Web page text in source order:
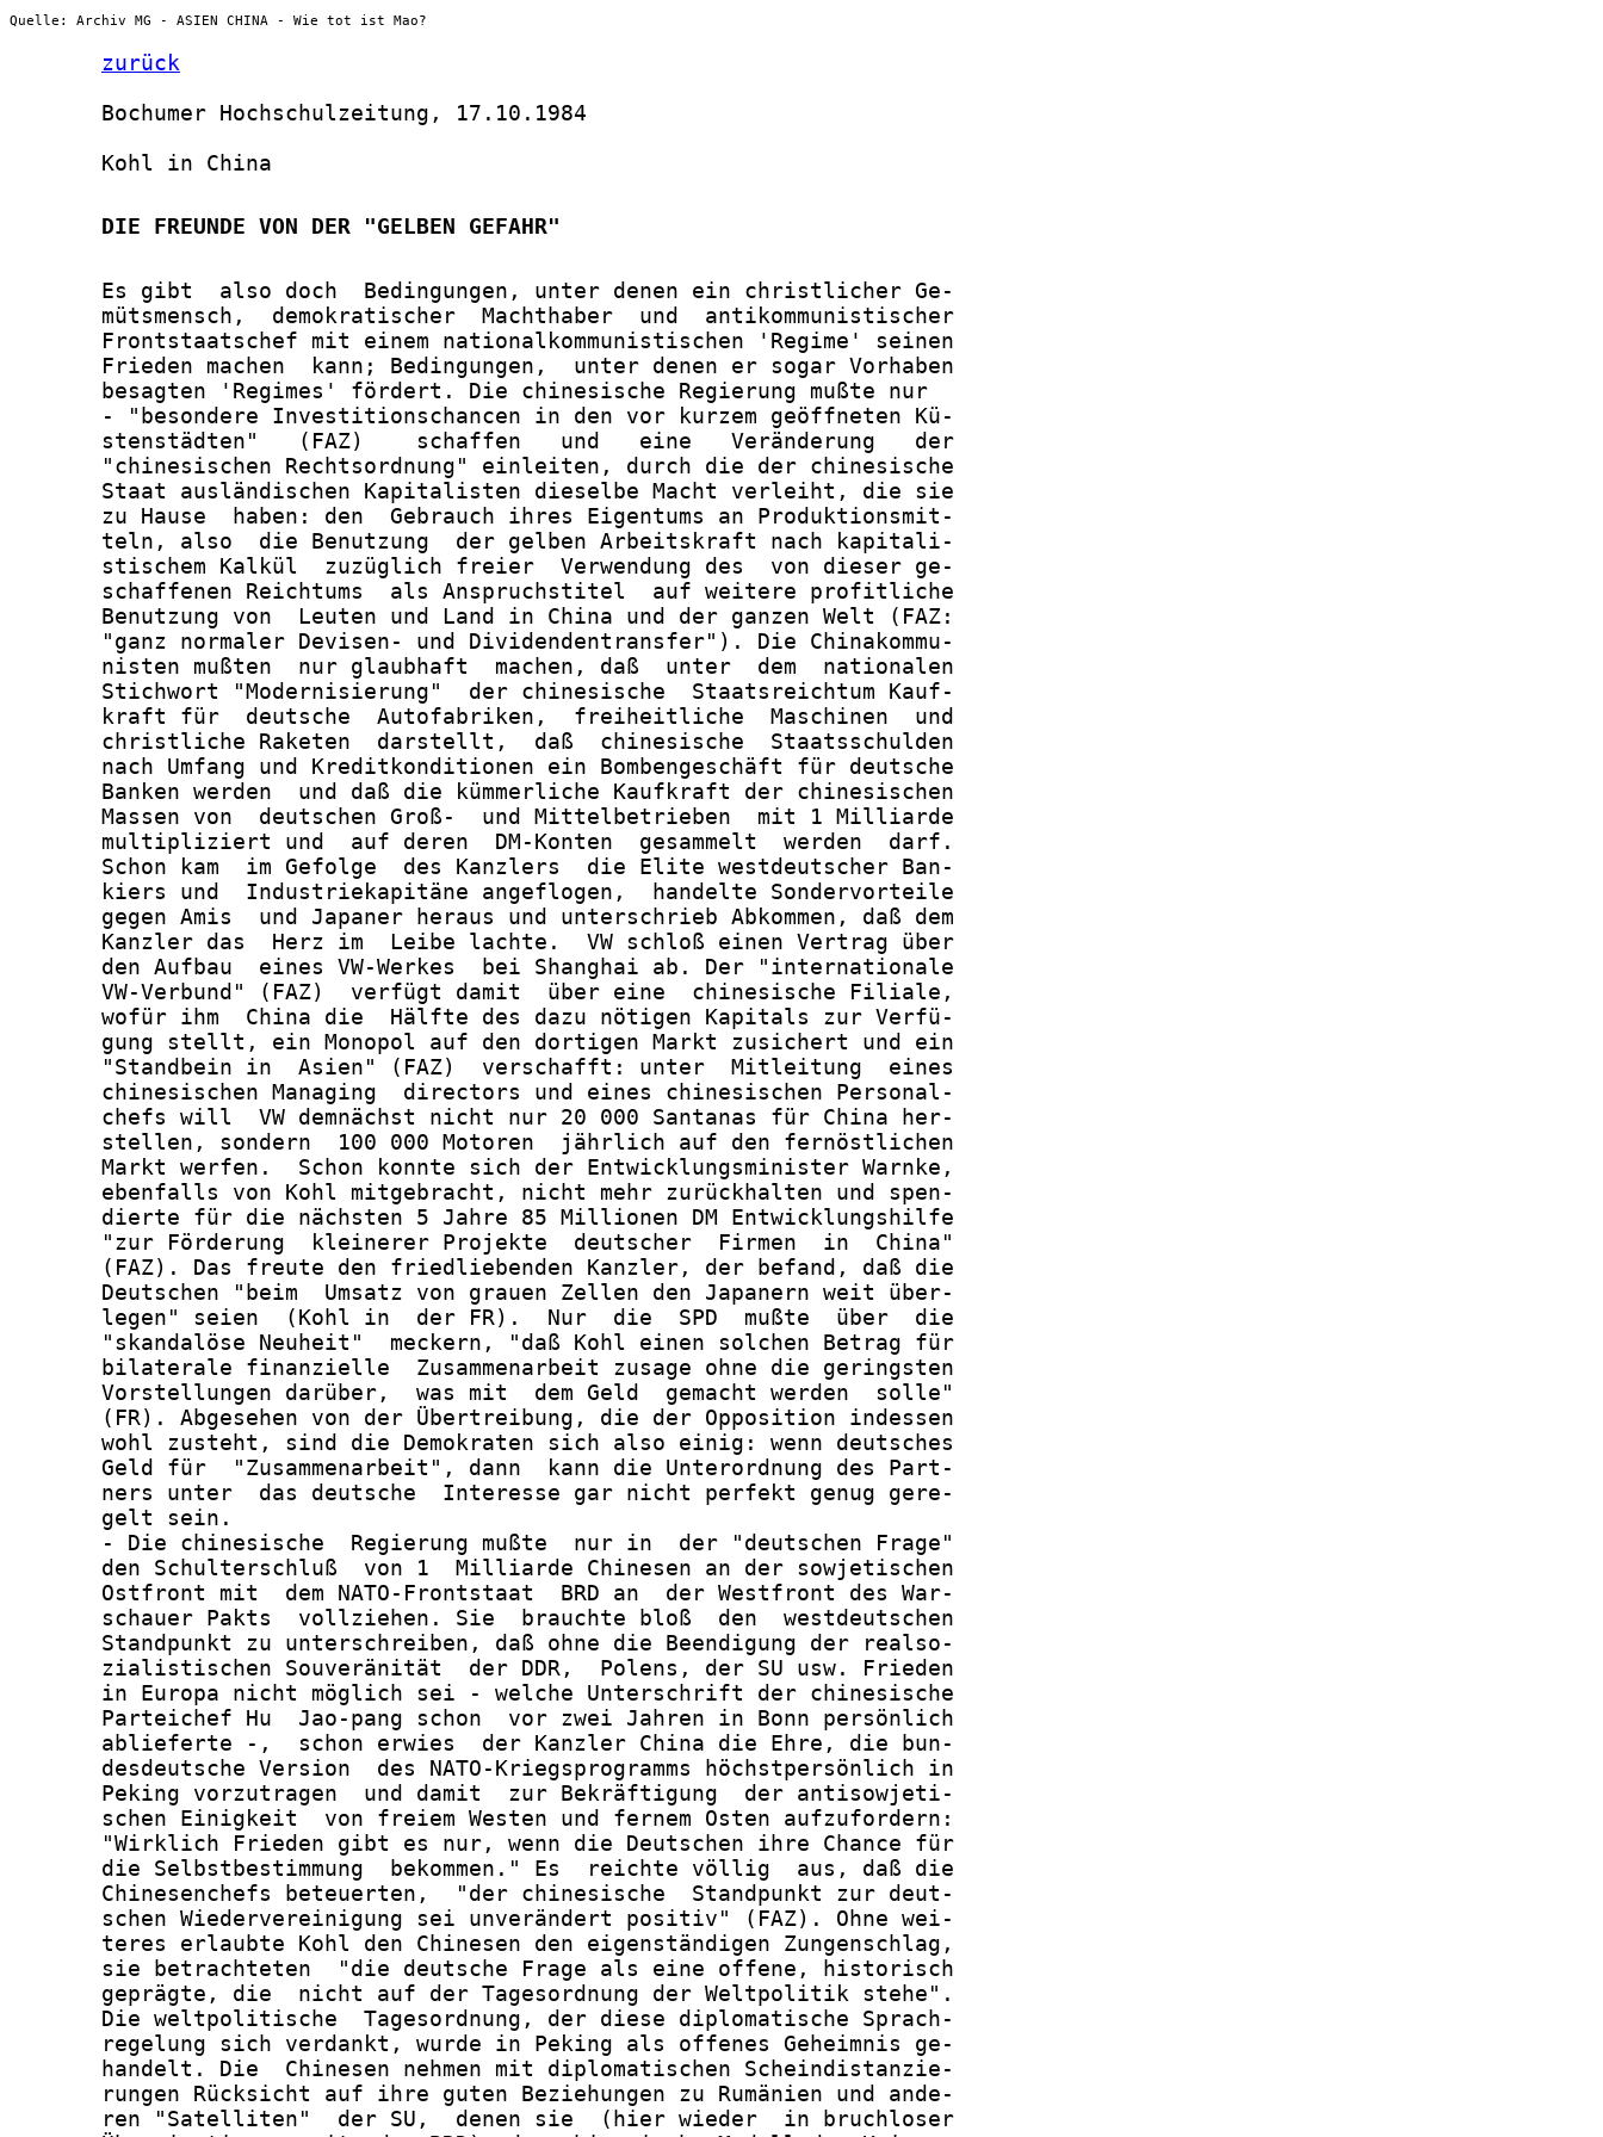
Quelle: Archiv MG - ASIEN CHINA - Wie tot ist Mao?
zurück
       Bochumer Hochschulzeitung, 17.10.1984
       Kohl in China
       DIE FREUNDE VON DER "GELBEN GEFAHR"
       Es gibt  also doch  Bedingungen, unter denen ein christlicher Ge-
       mütsmensch,  demokratischer  Machthaber  und  antikommunistischer
       Frontstaatschef mit einem nationalkommunistischen 'Regime' seinen
       Frieden machen  kann; Bedingungen,  unter denen er sogar Vorhaben
       besagten 'Regimes' fördert. Die chinesische Regierung mußte nur
       - "besondere Investitionschancen in den vor kurzem geöffneten Kü-
       stenstädten"   (FAZ)    schaffen   und   eine   Veränderung   der
       "chinesischen Rechtsordnung" einleiten, durch die der chinesische
       Staat ausländischen Kapitalisten dieselbe Macht verleiht, die sie
       zu Hause  haben: den  Gebrauch ihres Eigentums an Produktionsmit-
       teln, also  die Benutzung  der gelben Arbeitskraft nach kapitali-
       stischem Kalkül  zuzüglich freier  Verwendung des  von dieser ge-
       schaffenen Reichtums  als Anspruchstitel  auf weitere profitliche
       Benutzung von  Leuten und Land in China und der ganzen Welt (FAZ:
       "ganz normaler Devisen- und Dividendentransfer"). Die Chinakommu-
       nisten mußten  nur glaubhaft  machen, daß  unter  dem  nationalen
       Stichwort "Modernisierung"  der chinesische  Staatsreichtum Kauf-
       kraft für  deutsche  Autofabriken,  freiheitliche  Maschinen  und
       christliche Raketen  darstellt,  daß  chinesische  Staatsschulden
       nach Umfang und Kreditkonditionen ein Bombengeschäft für deutsche
       Banken werden  und daß die kümmerliche Kaufkraft der chinesischen
       Massen von  deutschen Groß-  und Mittelbetrieben  mit 1 Milliarde
       multipliziert und  auf deren  DM-Konten  gesammelt  werden  darf.
       Schon kam  im Gefolge  des Kanzlers  die Elite westdeutscher Ban-
       kiers und  Industriekapitäne angeflogen,  handelte Sondervorteile
       gegen Amis  und Japaner heraus und unterschrieb Abkommen, daß dem
       Kanzler das  Herz im  Leibe lachte.  VW schloß einen Vertrag über
       den Aufbau  eines VW-Werkes  bei Shanghai ab. Der "internationale
       VW-Verbund" (FAZ)  verfügt damit  über eine  chinesische Filiale,
       wofür ihm  China die  Hälfte des dazu nötigen Kapitals zur Verfü-
       gung stellt, ein Monopol auf den dortigen Markt zusichert und ein
       "Standbein in  Asien" (FAZ)  verschafft: unter  Mitleitung  eines
       chinesischen Managing  directors und eines chinesischen Personal-
       chefs will  VW demnächst nicht nur 20 000 Santanas für China her-
       stellen, sondern  100 000 Motoren  jährlich auf den fernöstlichen
       Markt werfen.  Schon konnte sich der Entwicklungsminister Warnke,
       ebenfalls von Kohl mitgebracht, nicht mehr zurückhalten und spen-
       dierte für die nächsten 5 Jahre 85 Millionen DM Entwicklungshilfe
       "zur Förderung  kleinerer Projekte  deutscher  Firmen  in  China"
       (FAZ). Das freute den friedliebenden Kanzler, der befand, daß die
       Deutschen "beim  Umsatz von grauen Zellen den Japanern weit über-
       legen" seien  (Kohl in  der FR).  Nur  die  SPD  mußte  über  die
       "skandalöse Neuheit"  meckern, "daß Kohl einen solchen Betrag für
       bilaterale finanzielle  Zusammenarbeit zusage ohne die geringsten
       Vorstellungen darüber,  was mit  dem Geld  gemacht werden  solle"
       (FR). Abgesehen von der Übertreibung, die der Opposition indessen
       wohl zusteht, sind die Demokraten sich also einig: wenn deutsches
       Geld für  "Zusammenarbeit", dann  kann die Unterordnung des Part-
       ners unter  das deutsche  Interesse gar nicht perfekt genug gere-
       gelt sein.
       - Die chinesische  Regierung mußte  nur in  der "deutschen Frage"
       den Schulterschluß  von 1  Milliarde Chinesen an der sowjetischen
       Ostfront mit  dem NATO-Frontstaat  BRD an  der Westfront des War-
       schauer Pakts  vollziehen. Sie  brauchte bloß  den  westdeutschen
       Standpunkt zu unterschreiben, daß ohne die Beendigung der realso-
       zialistischen Souveränität  der DDR,  Polens, der SU usw. Frieden
       in Europa nicht möglich sei - welche Unterschrift der chinesische
       Parteichef Hu  Jao-pang schon  vor zwei Jahren in Bonn persönlich
       ablieferte -,  schon erwies  der Kanzler China die Ehre, die bun-
       desdeutsche Version  des NATO-Kriegsprogramms höchstpersönlich in
       Peking vorzutragen  und damit  zur Bekräftigung  der antisowjeti-
       schen Einigkeit  von freiem Westen und fernem Osten aufzufordern:
       "Wirklich Frieden gibt es nur, wenn die Deutschen ihre Chance für
       die Selbstbestimmung  bekommen." Es  reichte völlig  aus, daß die
       Chinesenchefs beteuerten,  "der chinesische  Standpunkt zur deut-
       schen Wiedervereinigung sei unverändert positiv" (FAZ). Ohne wei-
       teres erlaubte Kohl den Chinesen den eigenständigen Zungenschlag,
       sie betrachteten  "die deutsche Frage als eine offene, historisch
       geprägte, die  nicht auf der Tagesordnung der Weltpolitik stehe".
       Die weltpolitische  Tagesordnung, der diese diplomatische Sprach-
       regelung sich verdankt, wurde in Peking als offenes Geheimnis ge-
       handelt. Die  Chinesen nehmen mit diplomatischen Scheindistanzie-
       rungen Rücksicht auf ihre guten Beziehungen zu Rumänien und ande-
       ren "Satelliten"  der SU,  denen sie  (hier wieder  in bruchloser